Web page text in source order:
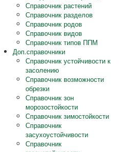
Справочник растений
Справочник разделов
Справочник родов
Справочник видов
Справочник типов ППМ
Доп.справочники
Справочник устойчивости к
засолению
Справочник возможности
обрезки
Справочник зон
морозостойкости
Справочник зимостойкости
Справочник
засухоустойчивости
Справочник